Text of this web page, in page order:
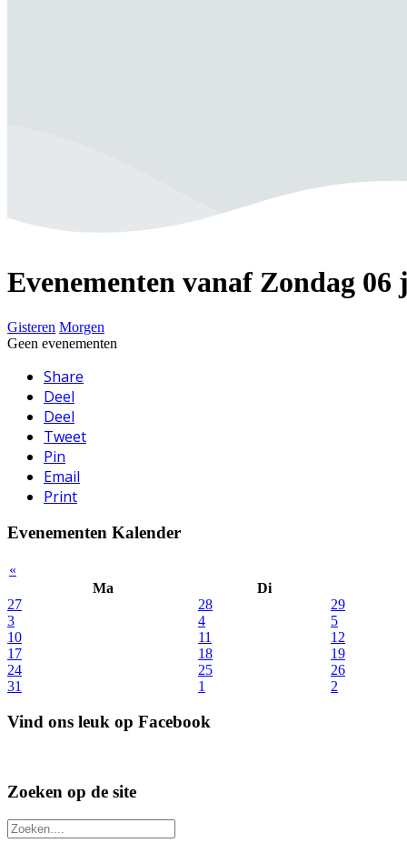
Evenementen vanaf Zondag 06
Gisteren Morgen
Geen evenementen
Share
Deel
Deel
Tweet
Pin
Email
Print
Evenementen Kalender
«
Ma
Di
27
28
29
3
4
5
10
11
12
17
18
19
24
25
26
31
1 2
Vind ons leuk op Facebook
Zoeken op de site